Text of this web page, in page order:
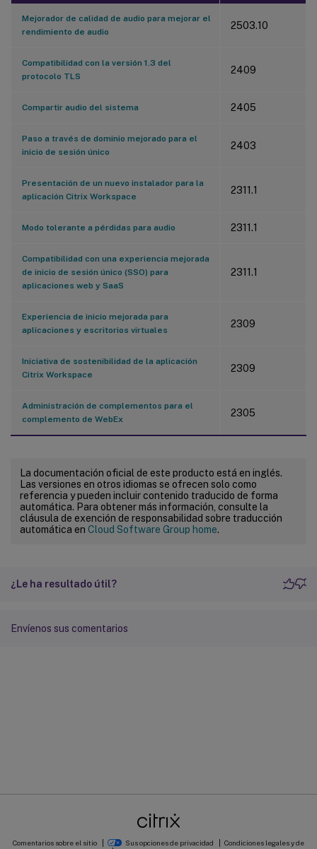
Mejorador de calidad de audio para mejorar el
rendimiento de audio
2503.10
Compatibilidad con la versión 1.3 del
protocolo TLS
2409
Compartir audio del sistema 2405
Paso a través de dominio mejorado para el
inicio de sesión único
2403
Presentación de un nuevo instalador para la
aplicación Citrix Workspace
2311.1
Modo tolerante a pérdidas para audio 2311.1
Compatibilidad con una experiencia mejorada
de inicio de sesión único (SSO) para
aplicaciones web y SaaS
2311.1
Experiencia de inicio mejorada para
aplicaciones y escritorios virtuales
2309
Iniciativa de sostenibilidad de la aplicación
Citrix Workspace
2309
Administración de complementos para el
complemento de WebEx
2305
La documentación oficial de este producto está en inglés.
Las versiones en otros idiomas se ofrecen solo como
referencia y pueden incluir contenido traducido de forma
automática. Para obtener más información, consulte la
cláusula de exención de responsabilidad sobre traducción
automática en Cloud Software Group home.
¿Le ha resultado útil?
Envíenos sus comentarios
Comentarios sobre el sitio Sus opciones de privacidad
Condiciones legales y de